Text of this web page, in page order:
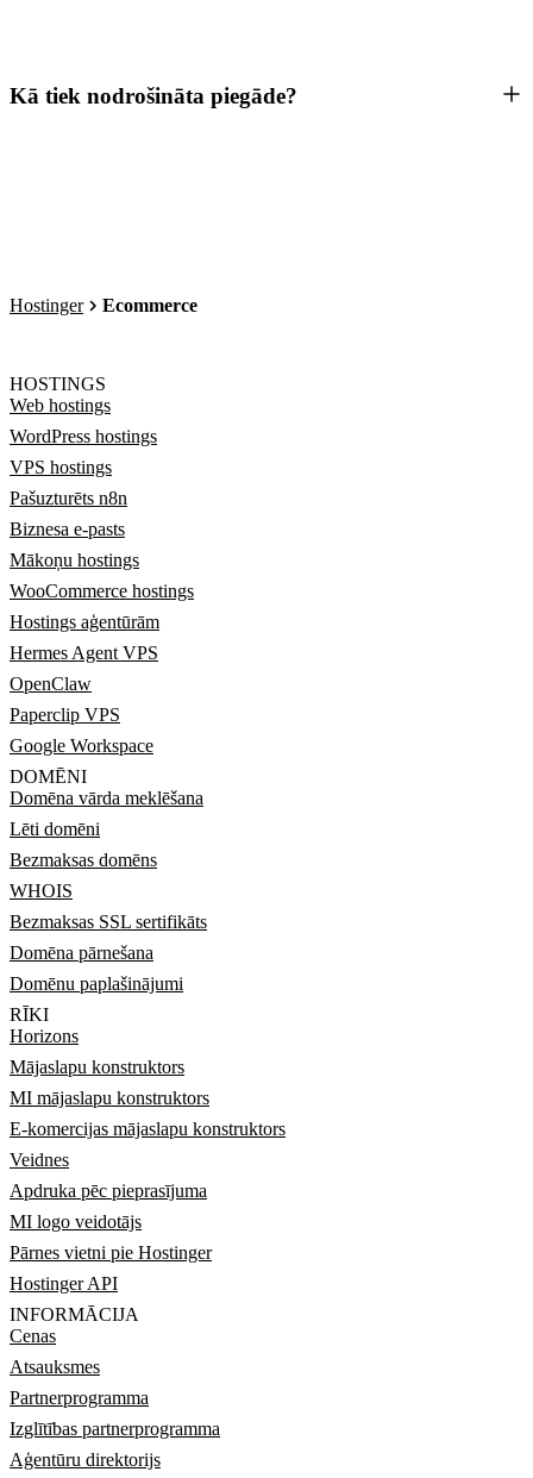
Kā tiek nodrošināta piegāde?
Hostinger Ecommerce
HOSTINGS
Web hostings
WordPress hostings
VPS hostings
Pašuzturēts n8n
Biznesa e-pasts
Mākoņu hostings
WooCommerce hostings
Hostings aģentūrām
Hermes Agent VPS
OpenClaw
Paperclip VPS
Google Workspace
DOMĒNI
Domēna vārda meklēšana
Lēti domēni
Bezmaksas domēns
WHOIS
Bezmaksas SSL sertifikāts
Domēna pārnešana
Domēnu paplašinājumi
RĪKI
Horizons
Mājaslapu konstruktors
MI mājaslapu konstruktors
E-komercijas mājaslapu konstruktors
Veidnes
Apdruka pēc pieprasījuma
MI logo veidotājs
Pārnes vietni pie Hostinger
Hostinger API
INFORMĀCIJA
Cenas
Atsauksmes
Partnerprogramma
Izglītības partnerprogramma
Aģentūru direktorijs